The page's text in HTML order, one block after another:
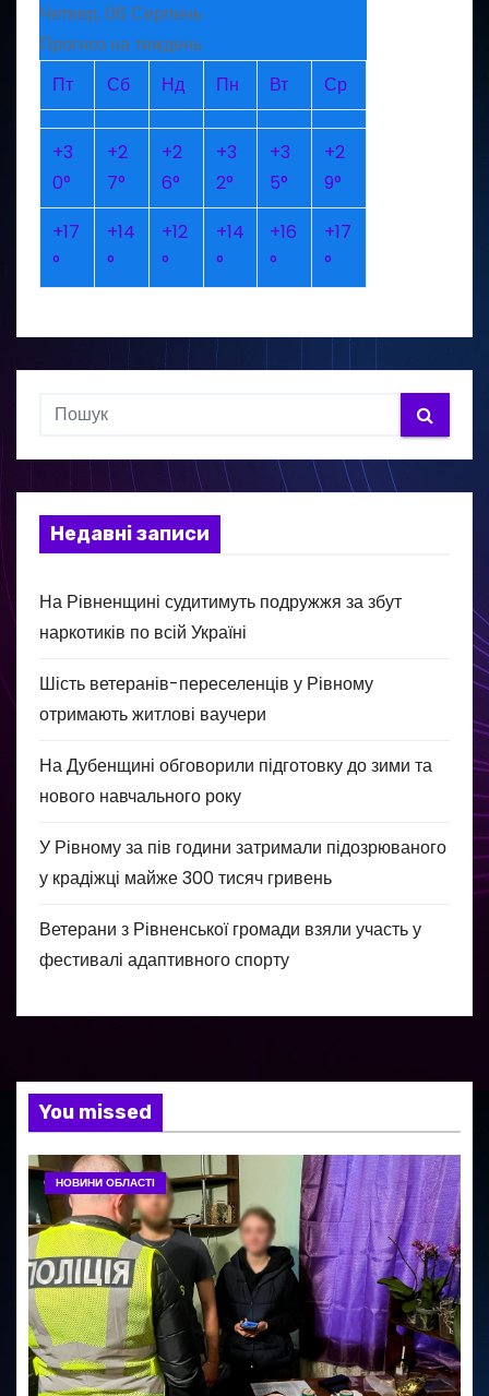
Четвер, 06 Серпень
Прогноз на тиждень
Пт
Сб Нд Пн Вт Ср
+3
0°
+2
7°
+2
6°
+3
2°
+3
5°
+2
9°
+17
°
+14
°
+12
°
+14
°
+16
°
+17
°
Недавні записи
На Рівненщині судитимуть подружжя за збут
наркотиків по всій Україні
Шість ветеранів-переселенців у Рівному
отримають житлові ваучери
На Дубенщині обговорили підготовку до зими та
нового навчального року
У Рівному за пів години затримали підозрюваного
у крадіжці майже 300 тисяч гривень
Ветерани з Рівненської громади взяли участь у
фестивалі адаптивного спорту
You missed
НОВИНИ ОБЛАСТІ